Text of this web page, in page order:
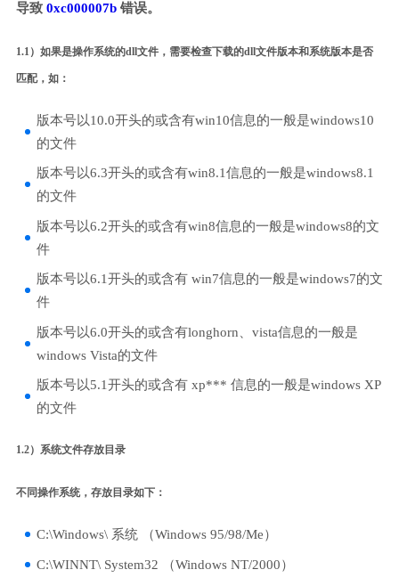
导致 0xc000007b错误。
1.1）如果是操作系统的dll文件，需要检查下载的dll文件版本和系统版本是否
匹配，如：
版本号以10.0开头的或含有win10信息的一般是windows10
的文件
版本号以6.3开头的或含有win8.1信息的一般是windows8.1
的文件
版本号以6.2开头的或含有win8信息的一般是windows8的文
件
版本号以6.1开头的或含有 win7信息的一般是windows7的文
件
版本号以6.0开头的或含有longhorn、vista信息的一般是
windows Vista的文件
版本号以5.1开头的或含有 xp*** 信息的一般是windows XP
的文件
1.2）系统文件存放目录
不同操作系统，存放目录如下：
C:\Windows\ 系统 （Windows 95/98/Me）
C:\WINNT\ System32 （Windows NT/2000）